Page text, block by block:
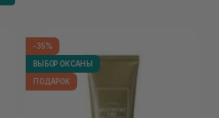
-35%
ВЫБОР ОКСАНЫ
ПОДАРОК